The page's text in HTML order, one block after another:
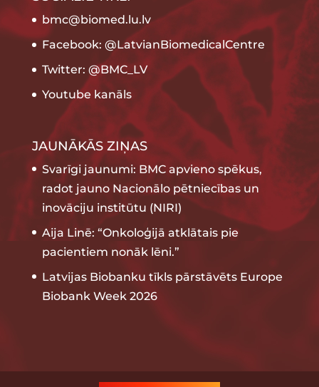
bmc@biomed.lu.lv
Facebook: @LatvianBiomedicalCentre
Twitter: @BMC_LV
Youtube kanāls
JAUNĀKĀS ZIŅAS
Svarīgi jaunumi: BMC apvieno spēkus,
radot jauno Nacionālo pētniecības un
inovāciju institūtu (NIRI)
Aija Linē: “Onkoloģijā atklātais pie
pacientiem nonāk lēni.”
Latvijas Biobanku tīkls pārstāvēts Europe
Biobank Week 2026